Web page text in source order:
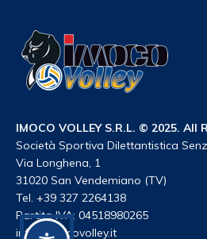
IMOCO VOLLEY S.R.L. © 2025. All
Società Sportiva Dilettantistica
Via Longhena, 1
31020 San Vendemiano (TV)
Tel. +39 327 2264138
Partita IVA: 04518980265
info@imocovolley.it